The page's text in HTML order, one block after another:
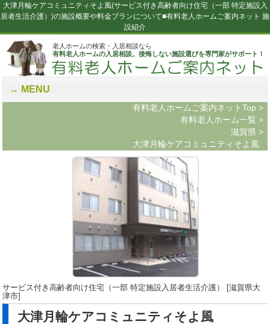
大津月輪ケアコミュニティそよ風(サービス付き高齢者向け住宅（一部 特定施設入
居者生活介護）)の施設概要や料金プランについて■有料老人ホームご案内ネット 施
設紹介
老人ホームの検索・入居相談なら
有料老人ホームの入居相談。後悔しない施設選びを専門家がサポート！
MENU
有料老人ホームご案内ネットTop >
有料老人ホーム一覧 >
滋賀県 >
大津月輪ケアコミュニティそよ風
サービス付き高齢者向け住宅（一部 特定施設入居者生活介護） [滋賀県大
津市]
大津月輪ケアコミュニティそよ風